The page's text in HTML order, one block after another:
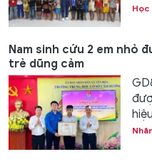
Học
Nam sinh cứu 2 em nhỏ
trẻ dũng cảm